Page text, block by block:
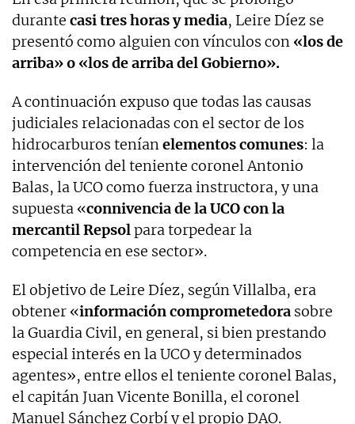
durante casi tres horas y media, Leire Díez se
presentó como alguien con vínculos con «los de
arriba» o «los de arriba del Gobierno».
A continuación expuso que todas las causas
judiciales relacionadas con el sector de los
hidrocarburos teníanelementos comunes: la
intervención del teniente coronel Antonio
Balas, la UCO como fuerza instructora, y una
supuesta «connivencia de la UCO con la
mercantil Repsolpara torpedear la
competencia en ese sector».
El objetivo de Leire Díez, según Villalba, era
obtener «información comprometedora sobre
la Guardia Civil, en general, si bien prestando
especial interés en la UCO y determinados
agentes», entre ellos el teniente coronel Balas,
el capitán Juan Vicente Bonilla, el coronel
Manuel Sánchez Corbí y el propio DAO.